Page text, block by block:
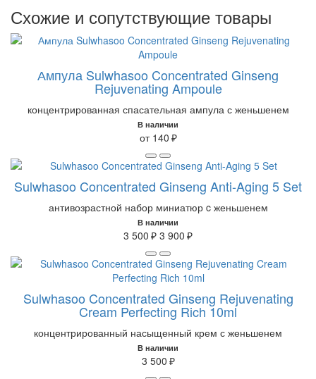
Схожие и сопутствующие товары
Ампула Sulwhasoo Concentrated Ginseng
Rejuvenating Ampoule
концентрированная спасательная ампула с женьшенем
В наличии
от 140 ₽
Sulwhasoo Concentrated Ginseng Anti-Aging 5 Set
антивозрастной набор миниатюр c женьшенем
В наличии
3 500 ₽ 3 900 ₽
Sulwhasoo Concentrated Ginseng Rejuvenating
Cream Perfecting Rich 10ml
концентрированный насыщенный крем с женьшенем
В наличии
3 500 ₽